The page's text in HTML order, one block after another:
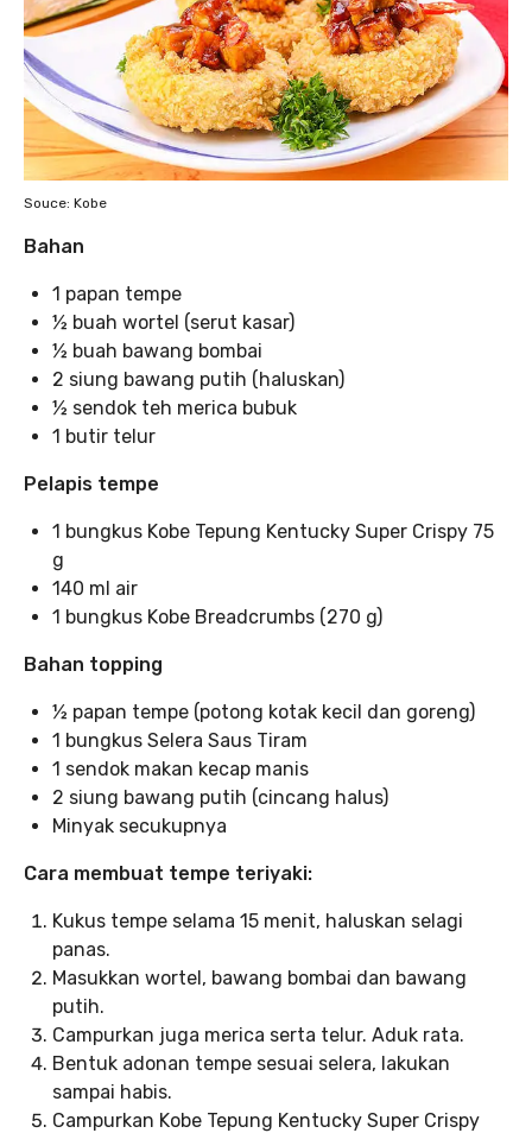
Souce: Kobe
Bahan
1 papan tempe
½ buah wortel (serut kasar)
½ buah bawang bombai
2 siung bawang putih (haluskan)
½ sendok teh merica bubuk
1 butir telur
Pelapis tempe
1 bungkus Kobe Tepung Kentucky Super Crispy 75
g
140 ml air
1 bungkus Kobe Breadcrumbs (270 g)
Bahan topping
½ papan tempe (potong kotak kecil dan goreng)
1 bungkus Selera Saus Tiram
1 sendok makan kecap manis
2 siung bawang putih (cincang halus)
Minyak secukupnya
Cara membuat tempe teriyaki:
Kukus tempe selama 15 menit, haluskan selagi
panas.
Masukkan wortel, bawang bombai dan bawang
putih.
Campurkan juga merica serta telur. Aduk rata.
Bentuk adonan tempe sesuai selera, lakukan
sampai habis.
Campurkan Kobe Tepung Kentucky Super Crispy